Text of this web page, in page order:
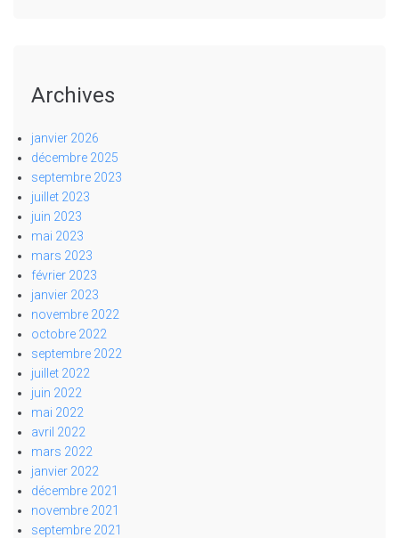
Archives
janvier 2026
décembre 2025
septembre 2023
juillet 2023
juin 2023
mai 2023
mars 2023
février 2023
janvier 2023
novembre 2022
octobre 2022
septembre 2022
juillet 2022
juin 2022
mai 2022
avril 2022
mars 2022
janvier 2022
décembre 2021
novembre 2021
septembre 2021